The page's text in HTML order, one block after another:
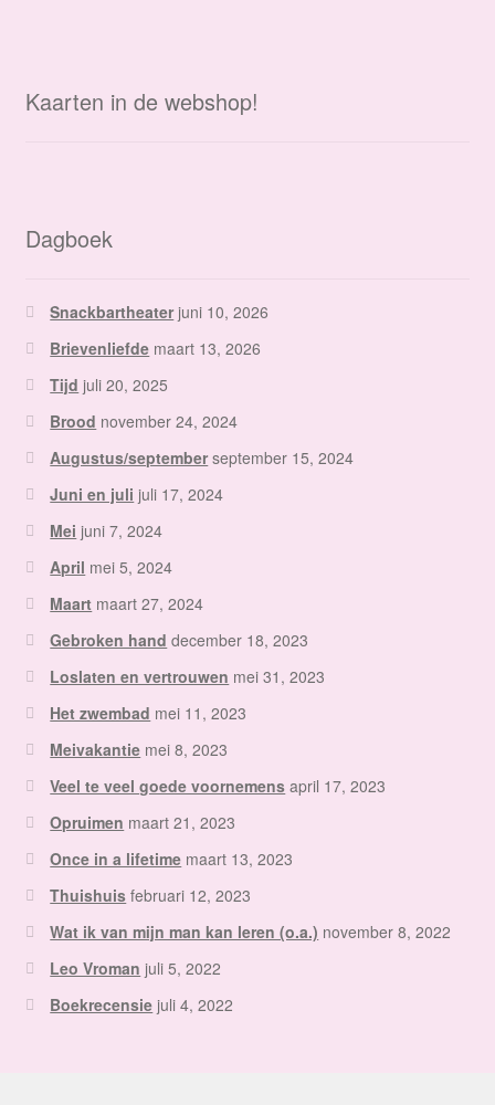
Kaarten in de webshop!
Dagboek
Snackbartheater juni 10, 2026
Brievenliefde maart 13, 2026
Tijd juli 20, 2025
Brood november 24, 2024
Augustus/september september 15, 2024
Juni en juli juli 17, 2024
Mei juni 7, 2024
April mei 5, 2024
Maart maart 27, 2024
Gebroken hand december 18, 2023
Loslaten en vertrouwen mei 31, 2023
Het zwembad mei 11, 2023
Meivakantie mei 8, 2023
Veel te veel goede voornemens april 17, 2023
Opruimen maart 21, 2023
Once in a lifetime maart 13, 2023
Thuishuis februari 12, 2023
Wat ik van mijn man kan leren (o.a.) november 8, 2022
Leo Vroman juli 5, 2022
Boekrecensie juli 4, 2022